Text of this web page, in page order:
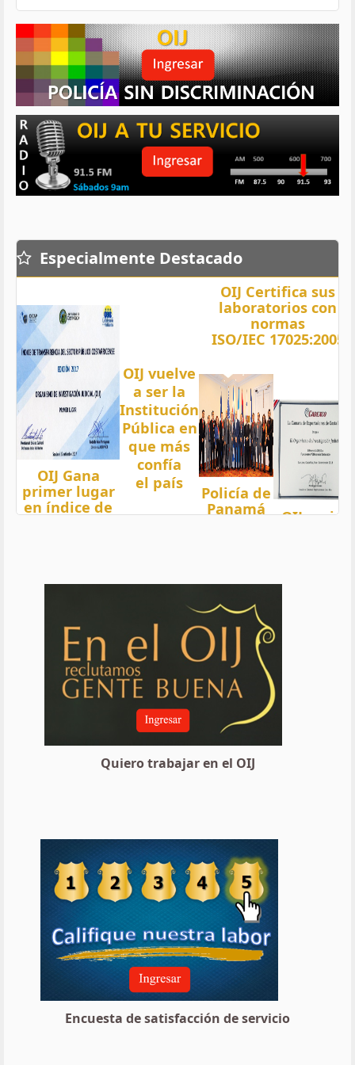
Especialmente Destacado
OIJ Gana
primer lugar
en índice de
OIJ vuelve
a ser la
Institución
Pública en
que más
confía
el país
OIJ Certifica sus
laboratorios con
normas
ISO/IEC 17025:2005
Policía de
Panamá
OIJ mejor
Quiero trabajar en el OIJ
Encuesta de satisfacción de servicio